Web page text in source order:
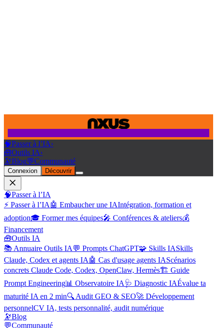
🧠Passer à l’IA›
🧰Outils IA›
🔭Blog💬Communauté
Connexion Découvrir
🧠Passer à l’IA
⚡ Passer à l’IA 🤖 Embaucher une IAIntégration, formation et
adoption🎓 Former mes équipes🎤 Conférences & ateliers💰
Financement
🧰Outils IA
📚 Annuaire Outils IA 💬 Prompts ChatGPT🧩 Skills IASkills
Claude, Codex et agents IA 🤖 Cas d'usage agents IAScénarios
concrets Claude Code, Codex, OpenClaw, Hermès🏗️ Guide
Prompt Engineering📊 Observatoire IA 🩺 Diagnostic IAÉvalue ta
maturité IA en 2 min🔍 Audit GEO & SEO🚀 Développement
personnelCV IA, tests personnalité, audit numérique
🔭Blog
💬Communauté